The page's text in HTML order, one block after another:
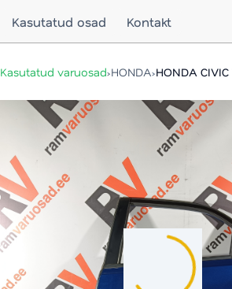
Kasutatud osad Kontakt
Kasutatud varuosad›HONDA›HONDA